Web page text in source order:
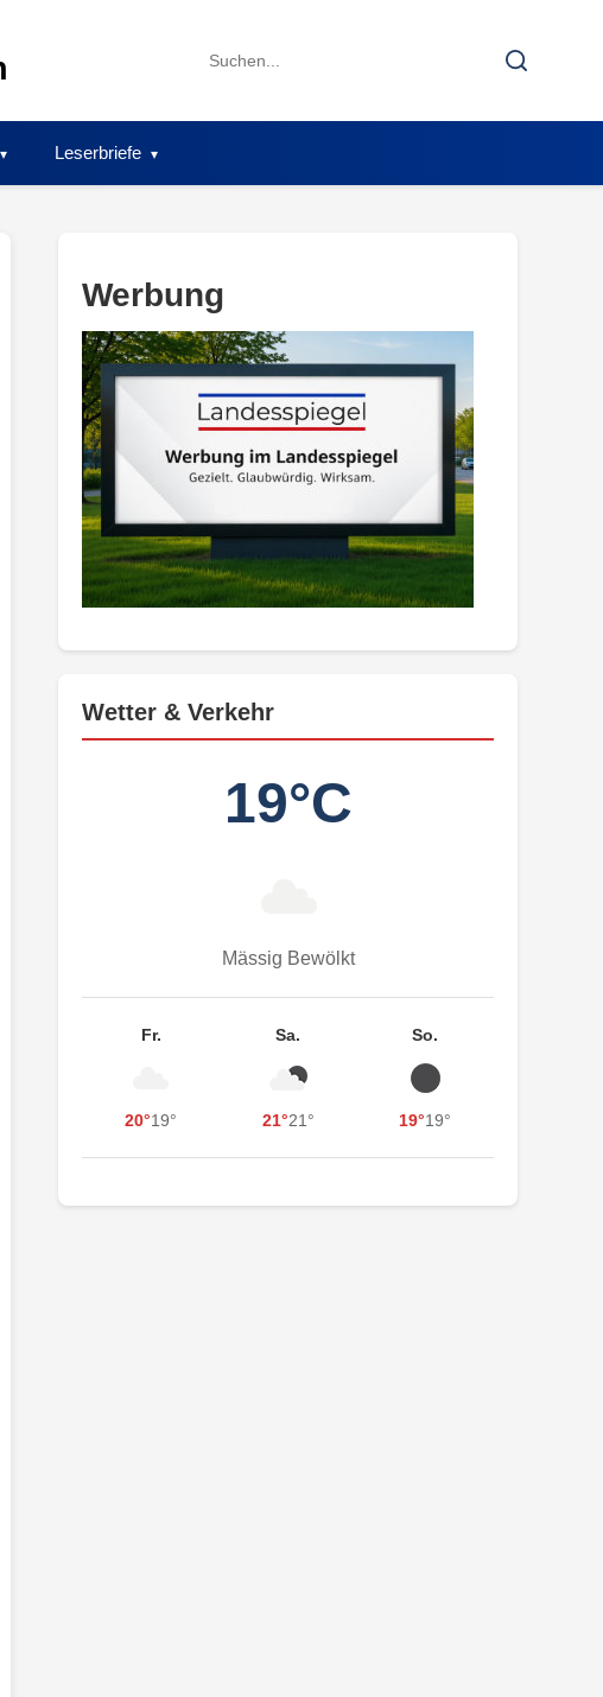
Search
Search
Leserbriefe
Werbung
Wetter & Verkehr
19°C
Mässig Bewölkt
Fr.
20°19°
Sa.
21°21°
So.
19°19°